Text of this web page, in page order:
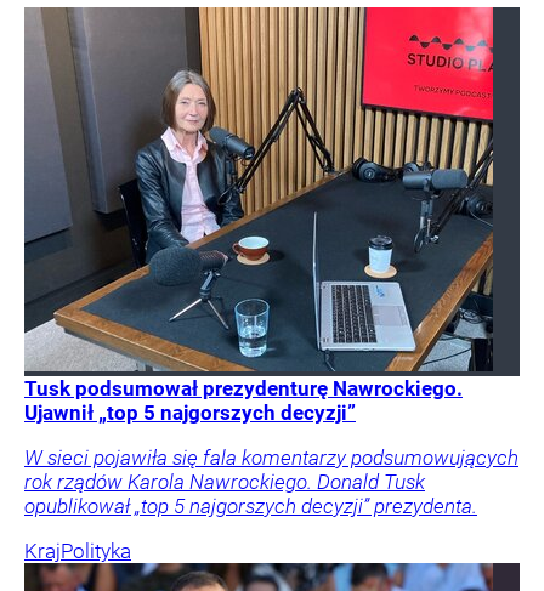
Tusk podsumował prezydenturę Nawrockiego.
Ujawnił „top 5 najgorszych decyzji”
W sieci pojawiła się fala komentarzy podsumowujących
rok rządów Karola Nawrockiego. Donald Tusk
opublikował „top 5 najgorszych decyzji” prezydenta.
KrajPolityka